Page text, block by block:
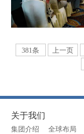
381条 上一页
关于我们
集团介绍 全球布局